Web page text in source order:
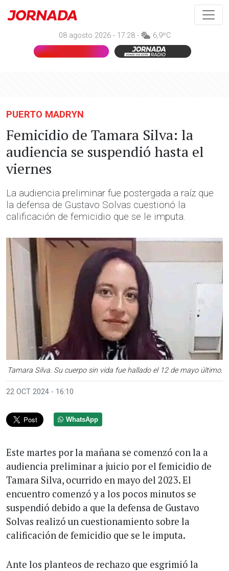
08 agosto 2026 - 17:28 - 6,9ºC
PUERTO MADRYN
Femicidio de Tamara Silva: la
audiencia se suspendió hasta el
viernes
La audiencia preliminar fue postergada a raíz que
la defensa de Gustavo Solvas cuestionó la
calificación de femicidio que se le imputa.
Tamara Silva. Su cuerpo sin vida fue hallado el 12 de mayo último.
22 OCT 2024 - 16:10
WhatsApp
Este martes por la mañana se comenzó con la a
audiencia preliminar a juicio por el femicidio de
Tamara Silva, ocurrido en mayo del 2023. El
encuentro comenzó y a los pocos minutos se
suspendió debido a que la defensa de Gustavo
Solvas realizó un cuestionamiento sobre la
calificación de femicidio que se le imputa.
Ante los planteos de rechazo que esgrimió la